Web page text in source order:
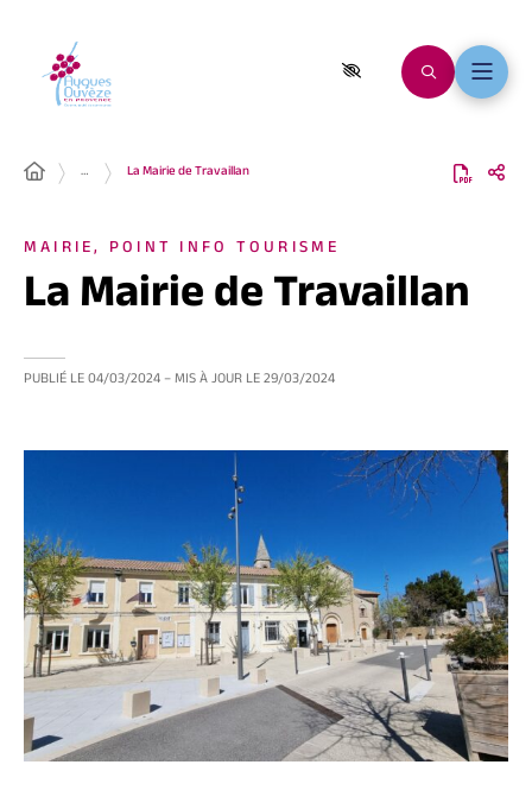
… La Mairie de Travaillan
MAIRIE, POINT INFO TOURISME
La Mairie de Travaillan
PUBLIÉ LE04/03/2024 – MIS À JOUR LE29/03/2024